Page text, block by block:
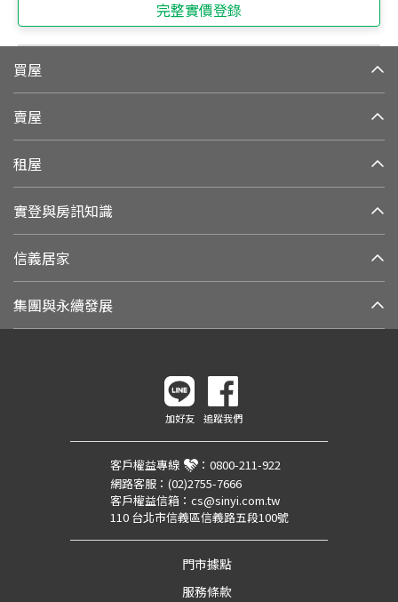
完整實價登錄
買屋
賣屋
租屋
實登與房訊知識
信義居家
集團與永續發展
加好友 追蹤我們
客戶權益專線 ： 0800-211-922
網路客服： (02)2755-7666
客戶權益信箱： cs@sinyi.com.tw
110 台北市信義區信義路五段100號
門市據點
服務條款